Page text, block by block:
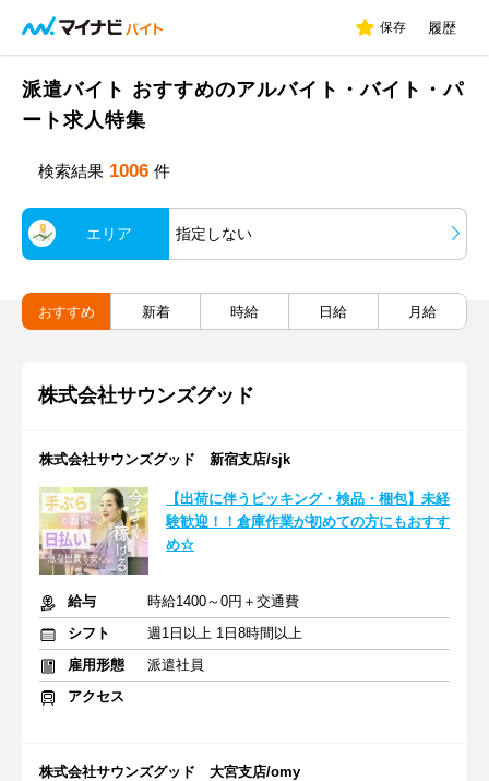
保存 履歴
派遣バイト おすすめのアルバイト・バイト・パ
ート求人特集
検索結果 1006 件
エリア 指定しない
おすすめ 新着 時給 日給 月給
株式会社サウンズグッド
株式会社サウンズグッド 新宿支店/sjk
【出荷に伴うピッキング・検品・梱包】未経
験歓迎！！倉庫作業が初めての方にもおすす
め☆
給与
時給1400～0円＋交通費
シフト
週1日以上 1日8時間以上
雇用形態
派遣社員
アクセス
株式会社サウンズグッド 大宮支店/omy